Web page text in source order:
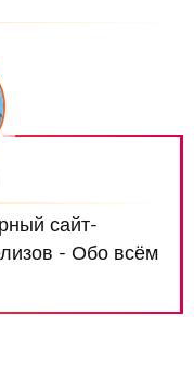
сайт-
- Обо всём